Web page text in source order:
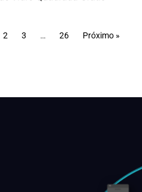
2 3 … 26 Próximo »